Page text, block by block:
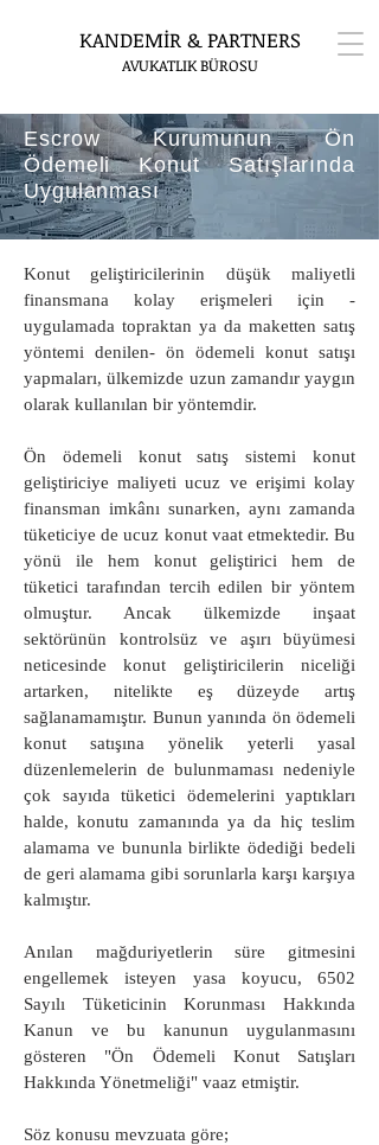
KANDEMİR & PARTNERS
AVUKATLIK BÜROSU
Escrow Kurumunun Ön
Ödemeli Konut Satışlarında
Uygulanması
Konut geliştiricilerinin düşük maliyetli
finansmana kolay erişmeleri için -
uygulamada topraktan ya da maketten satış
yöntemi denilen- ön ödemeli konut satışı
yapmaları, ülkemizde uzun zamandır yaygın
olarak kullanılan bir yöntemdir.
Ön ödemeli konut satış sistemi konut
geliştiriciye maliyeti ucuz ve erişimi kolay
finansman imkânı sunarken, aynı zamanda
tüketiciye de ucuz konut vaat etmektedir. Bu
yönü ile hem konut geliştirici hem de
tüketici tarafından tercih edilen bir yöntem
olmuştur. Ancak ülkemizde inşaat
sektörünün kontrolsüz ve aşırı büyümesi
neticesinde konut geliştiricilerin niceliği
artarken, nitelikte eş düzeyde artış
sağlanamamıştır. Bunun yanında ön ödemeli
konut satışına yönelik yeterli yasal
düzenlemelerin de bulunmaması nedeniyle
çok sayıda tüketici ödemelerini yaptıkları
halde, konutu zamanında ya da hiç teslim
alamama ve bununla birlikte ödediği bedeli
de geri alamama gibi sorunlarla karşı karşıya
kalmıştır.
Anılan mağduriyetlerin süre gitmesini
engellemek isteyen yasa koyucu, 6502
Sayılı Tüketicinin Korunması Hakkında
Kanun ve bu kanunun uygulanmasını
gösteren "Ön Ödemeli Konut Satışları
Hakkında Yönetmeliği" vaaz etmiştir.
Söz konusu mevzuata göre;